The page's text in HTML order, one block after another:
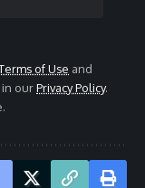
of Use and
in ourPrivacy Policy.